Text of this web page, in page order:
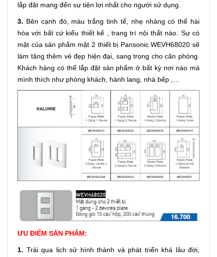
lắp đặt mang đến sự tiện lợi nhất cho người sử dụng.
3. Bên cạnh đó, màu trắng tinh tế, nhẹ nhàng có thể hài
hòa với bất cứ kiểu thiết kế , trang trí nội thất nào. Sự có
mặt của sản phẩm mặt 2 thiết bị Pansonic WEVH68020 sẽ
làm tăng thêm vẻ đẹp hiện đại, sang trọng cho căn phòng.
Khách hàng có thể lắp đặt sản phẩm ở bất kỳ nơi nào mà
mình thích như phòng khách, hành lang, nhà bếp ,…
ƯU ĐIỂM SẢN PHẨM:
1. Trải qua lịch sử hình thành và phát triển khá lâu đời,